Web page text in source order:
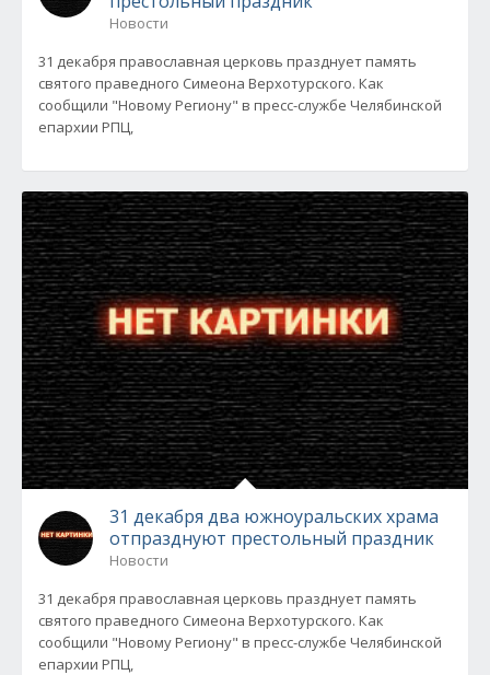
Новости
31 декабря православная церковь празднует память
святого праведного Симеона Верхотурского. Как
сообщили "Новому Региону" в пресс-службе Челябинской
епархии РПЦ,
31 декабря два южноуральских храма
отпразднуют престольный праздник
Новости
31 декабря православная церковь празднует память
святого праведного Симеона Верхотурского. Как
сообщили "Новому Региону" в пресс-службе Челябинской
епархии РПЦ,